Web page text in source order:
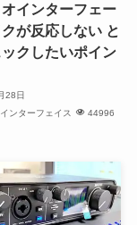
インターフェー
が反応しない と
クしたいポイン
28日
ンターフェイス
44996